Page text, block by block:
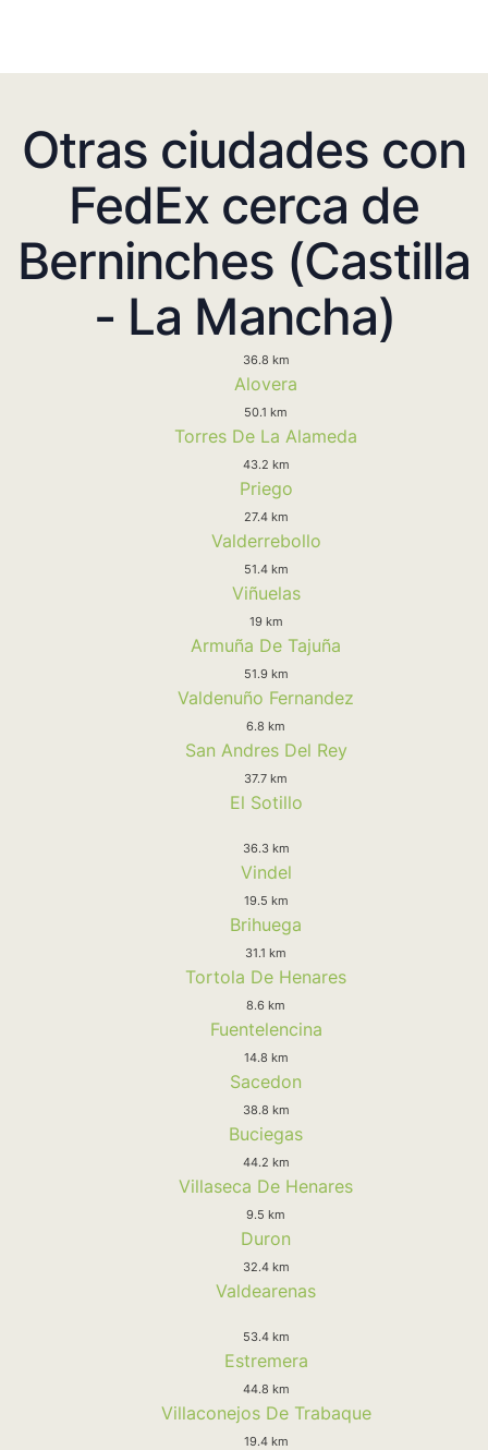
Otras ciudades con
FedEx cerca de
Berninches (Castilla
- La Mancha)
36.8 km
Alovera
50.1 km
Torres De La Alameda
43.2 km
Priego
27.4 km
Valderrebollo
51.4 km
Viñuelas
19 km
Armuña De Tajuña
51.9 km
Valdenuño Fernandez
6.8 km
San Andres Del Rey
37.7 km
El Sotillo
36.3 km
Vindel
19.5 km
Brihuega
31.1 km
Tortola De Henares
8.6 km
Fuentelencina
14.8 km
Sacedon
38.8 km
Buciegas
44.2 km
Villaseca De Henares
9.5 km
Duron
32.4 km
Valdearenas
53.4 km
Estremera
44.8 km
Villaconejos De Trabaque
19.4 km